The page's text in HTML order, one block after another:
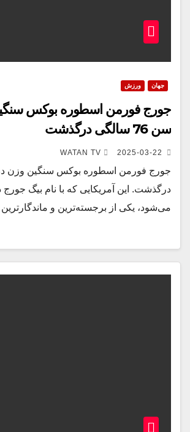
جهان ورزش
جورج فورمن اسطوره بوکس
سن 76 سالگی درگذشت
2025-03-22
WATAN TV
درگذشت. این آمریکایی که با نام بیگ جورج
می‌شود، یکی از برجسته‌ترین و